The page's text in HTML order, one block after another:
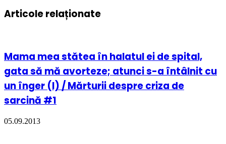
Articole relaționate
Mama mea stătea în halatul ei de spital,
gata să mă avorteze; atunci s-a întâlnit cu
un înger (I) / Mărturii despre criza de
sarcină #1
05.09.2013